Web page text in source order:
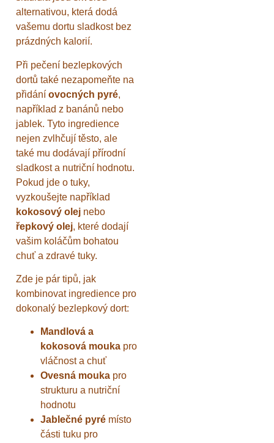
alternativou, která dodá
vašemu dortu sladkost bez
prázdných kalorií.
Při pečení bezlepkových
dortů také nezapomeňte na
přidání ovocných pyré,
například z banánů nebo
jablek. Tyto ingredience
nejen zvlhčují těsto, ale
také mu dodávají přírodní
sladkost a nutriční hodnotu.
Pokud jde o tuky,
vyzkoušejte například
kokosový olej nebo
řepkový olej, které dodají
vašim koláčům bohatou
chuť a zdravé tuky.
Zde je pár tipů, jak
kombinovat ingredience pro
dokonalý bezlepkový dort:
Mandlová a
kokosová mouka pro
vláčnost a chuť
Ovesná mouka pro
strukturu a nutriční
hodnotu
Jablečné pyré místo
části tuku pro